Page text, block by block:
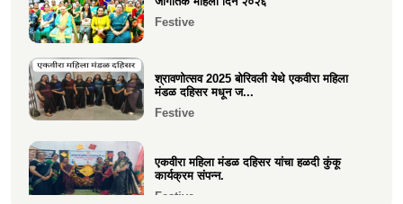
चे प्रकाशन
Festive
श्रावणोत्सव 2025 बोरिवली येथे एकवीरा महिला
मंडळ दहिसर मधून ज...
Festive
एकवीरा महिला मंडळ दहिसर यांचा हळदी कुंकू
कार्यक्रम संपन्न.
Festive